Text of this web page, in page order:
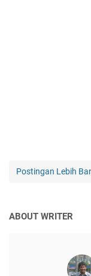
Postingan Lebih
ABOUT WRITER